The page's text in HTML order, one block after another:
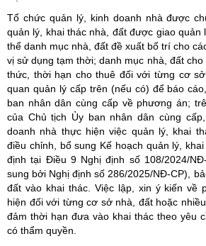
Tổ chức quản lý, kinh doanh nhà được
quản lý, khai thác nhà, đất được giao quản
thể danh mục nhà, đất đề xuất bố trí cho
vị sử dụng tạm thời; danh mục nhà, đất
thức, thời hạn cho thuê đối với từng cơ
quan quản lý cấp trên (nếu có) để báo
ban nhân dân cùng cấp về phương án;
của Chủ tịch Ủy ban nhân dân cùng
doanh nhà thực hiện việc quản lý, khai
điều chỉnh, bổ sung Kế hoạch quản lý,
định tại Điều 9 Nghị định số 108/2024/
sung bởi Nghị định số 286/2025/NĐ-CP),
đất vào khai thác. Việc lập, xin ý kiến về
hiện đối với từng cơ sở nhà, đất hoặc
đảm thời hạn đưa vào khai thác theo yêu
có thẩm quyền.